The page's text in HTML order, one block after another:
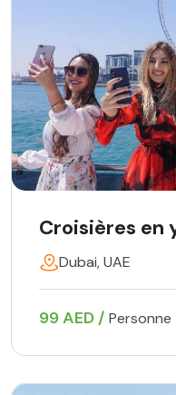
Croisières en
Dubai, UAE
99 AED / Personne